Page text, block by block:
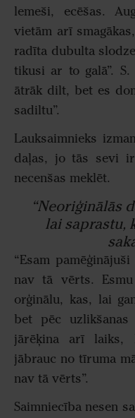
lemeši, ecēšas.
vietām arī
radīta dubulta
tikusi ar to galā”.
ātrāk dilt, bet es
sadiltu”.
Lauksaimnieks
daļas, jo tās sevi
necenšas meklēt.
“Neoriģinālās
lai saprastu,
“Esam
nav tā vērts.
orģinālu, kas, lai
bet pēc
jārēķina arī laiks,
jābrauc no tīruma
nav tā vērts”.
Saimniecība nesen